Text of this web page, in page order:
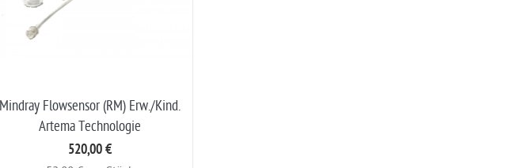
Mindray Flowsensor (RM) Erw./Kind.
Artema Technologie
520,00 €